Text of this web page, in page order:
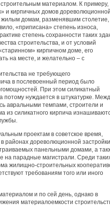
материалом. К примеру,
и кирпичных домов дореволюционной
жилым домам, разменявшим столетие,
«приписана» степень износа,
степень сохранности таких
строительства, и от условий
кирпичном доме, его
на месте, и желательно – с
не требующего
в послевоенный период было
При этом силикатный
потому нуждается в штукатурке.
авральными темпами, строители и
из силикатного кирпича
проектам в советское время,
районах дореволюционной
панельными домами, а
на парадные магистрали. Среди
жилищно-строительных
требованиям того или иного
и по сей день, однако в
материалоемкости